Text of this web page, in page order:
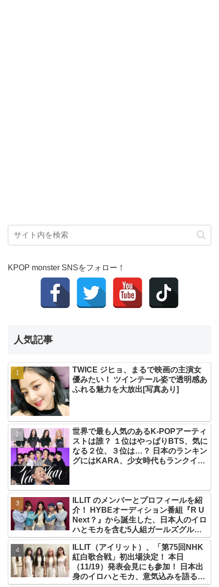
KPOP monster SNSをフォロー！
人気記事
TWICE ジヒョ、まるで映画の主演女
優みたい！ ツインテール姿で透明感あ
ふれる魅力を大放出[写真あり]
世界で最も人気のあるK-POPアーティ
ストは誰？ １位はやっぱりBTS、気に
なる２位、３位は…？ 日本のランキン
グにはKARA、少女時代もランクイ
ILLIT のメンバーとプロフィールを紹
介！ HYBEオーディション番組『R U
Next？』から誕生した、日本人のイロ
ハとモカを含む5人組ガールズグルー
プ！ デビュー曲「Magnetic」がいき
なりの大ヒット
ILLIT（アイリット）、「第75回NHK
紅白歌合戦」初出場決定！ 本日
（11/19）発表会見にも参加！ 日本出
身のイロハとモカ、意気込みを語る